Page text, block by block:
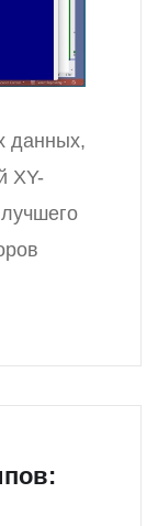
данных,
XY-